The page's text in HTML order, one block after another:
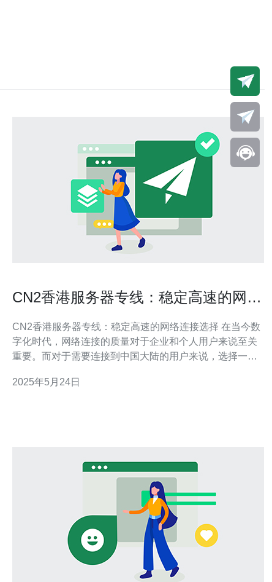
CN2香港服务器专线：稳定高速的网络
CN2香港服务器专线：稳定高速的网络连接选择 在当今数
字化时代，网络连接的质量对于企业和个人用户来说至关
重要。而对于需要连接到中国大陆的用户来说，选择一条
一种值得考虑的选择。 CN2香港服务器专线是一种连接中
2025年5月24日